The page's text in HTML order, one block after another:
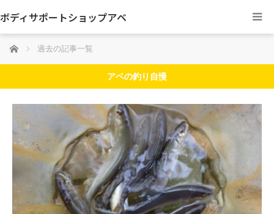
ボディサポートショップアベ
ホーム 過去の記事一覧
アベの釣り自慢